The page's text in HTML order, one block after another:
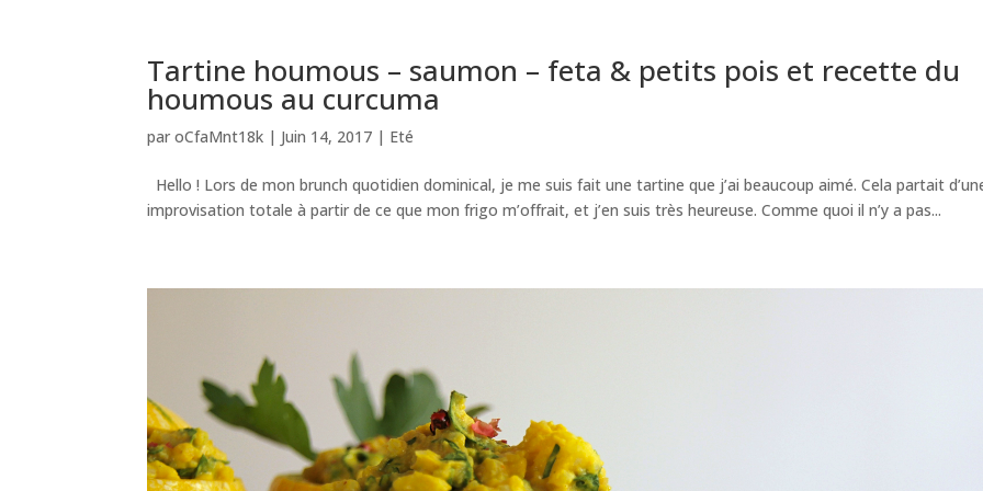
Tartine houmous – saumon – feta & petits pois et recette du
houmous au curcuma
paroCfaMnt18k | Juin 14, 2017 | Eté
Hello ! Lors de mon brunch quotidien dominical, je me suis fait une tartine que j’ai beaucoup aimé. Cela partait
improvisation totale à partir de ce que mon frigo m’offrait, et j’en suis très heureuse. Comme quoi il n’y a pas...